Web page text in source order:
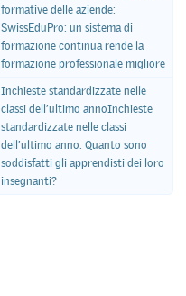
formative delle aziende:
SwissEduPro: un sistema di
formazione continua rende la
formazione professionale migliore
Inchieste standardizzate nelle
classi dell’ultimo annoInchieste
standardizzate nelle classi
dell’ultimo anno: Quanto sono
soddisfatti gli apprendisti dei loro
insegnanti?